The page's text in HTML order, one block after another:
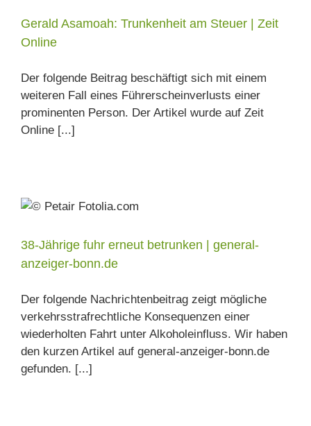
Gerald Asamoah: Trunkenheit am Steuer | Zeit
Online
Der folgende Beitrag beschäftigt sich mit einem
weiteren Fall eines Führerscheinverlusts einer
prominenten Person. Der Artikel wurde auf Zeit
Online [...]
38-Jährige fuhr erneut betrunken | general-
anzeiger-bonn.de
Der folgende Nachrichtenbeitrag zeigt mögliche
verkehrsstrafrechtliche Konsequenzen einer
wiederholten Fahrt unter Alkoholeinfluss. Wir haben
den kurzen Artikel auf general-anzeiger-bonn.de
gefunden. [...]